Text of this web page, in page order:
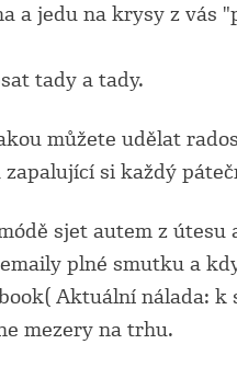
a jedu na krysy z vás
tady a tady.
můžete udělat
zapalující si každý
sjet autem z
plné smutku a
Aktuální nálada: k
mezery na trhu.